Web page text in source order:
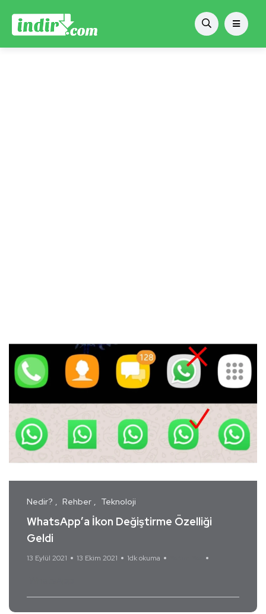
Nedir? Rehber Teknoloji
WhatsApp’a İkon Değiştirme Özelliği
Geldi
13 Eylül 2021 13 Ekim 2021 1dk okuma